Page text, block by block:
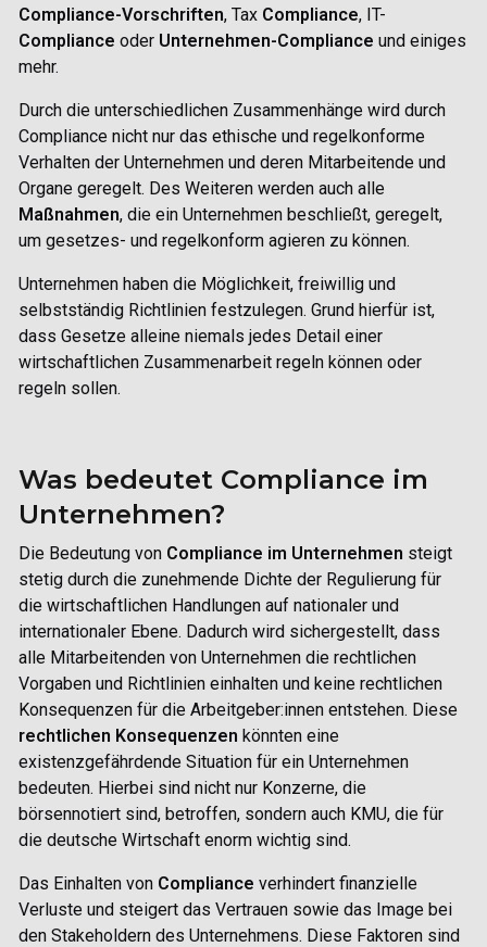
Compliance-Vorschriften, Tax Compliance, IT-
Compliance oder Unternehmen-Compliance und einiges
mehr.
Durch die unterschiedlichen Zusammenhänge wird durch
Compliance nicht nur das ethische und regelkonforme
Verhalten der Unternehmen und deren Mitarbeitende und
Organe geregelt. Des Weiteren werden auch alle
Maßnahmen, die ein Unternehmen beschließt, geregelt,
um gesetzes- und regelkonform agieren zu können.
Unternehmen haben die Möglichkeit, freiwillig und
selbstständig Richtlinien festzulegen. Grund hierfür ist,
dass Gesetze alleine niemals jedes Detail einer
wirtschaftlichen Zusammenarbeit regeln können oder
regeln sollen.
Was bedeutet Compliance im
Unternehmen?
Die Bedeutung von Compliance im Unternehmen steigt
stetig durch die zunehmende Dichte der Regulierung für
die wirtschaftlichen Handlungen auf nationaler und
internationaler Ebene. Dadurch wird sichergestellt, dass
alle Mitarbeitenden von Unternehmen die rechtlichen
Vorgaben und Richtlinien einhalten und keine rechtlichen
Konsequenzen für die Arbeitgeber:innen entstehen. Diese
rechtlichen Konsequenzen könnten eine
existenzgefährdende Situation für ein Unternehmen
bedeuten. Hierbei sind nicht nur Konzerne, die
börsennotiert sind, betroffen, sondern auch KMU, die für
die deutsche Wirtschaft enorm wichtig sind.
Das Einhalten von Compliance verhindert finanzielle
Verluste und steigert das Vertrauen sowie das Image bei
den Stakeholdern des Unternehmens. Diese Faktoren sind